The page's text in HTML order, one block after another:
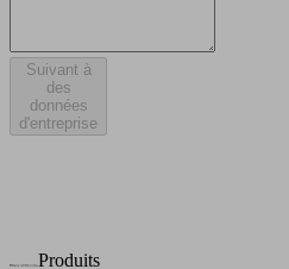
Suivant à
des
données
d'entreprise
Produits